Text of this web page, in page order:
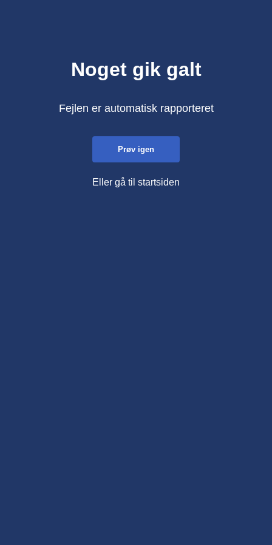
Noget gik galt
Fejlen er automatisk rapporteret
Prøv igen
Eller gå til startsiden